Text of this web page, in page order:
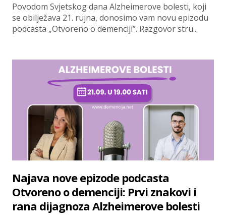
Povodom Svjetskog dana Alzheimerove bolesti, koji
se obilježava 21. rujna, donosimo vam novu epizodu
podcasta „Otvoreno o demenciji”. Razgovor stru...
Najava nove epizode podcasta
Otvoreno o demenciji: Prvi znakovi i
rana dijagnoza Alzheimerove bolesti